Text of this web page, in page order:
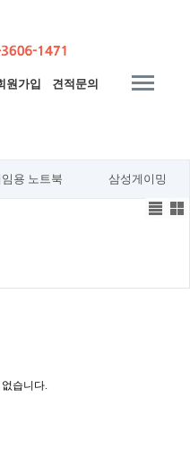
원가입 견적문의
용 노트북 삼성게이밍
습니다.